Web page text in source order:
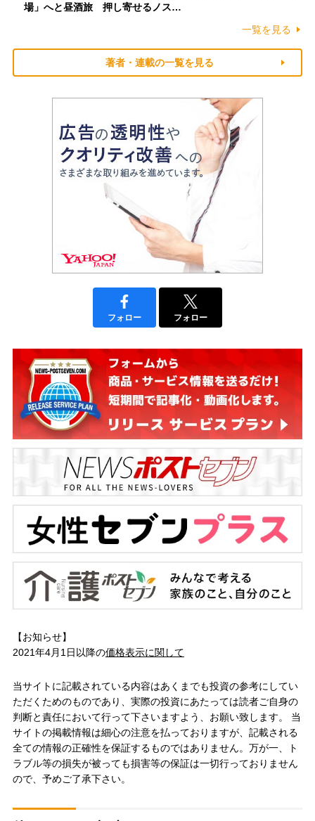
場」へと昼酒旅 押し寄せるノス…
一覧を見る
著者・連載の一覧を見る
フォロー フォロー
【お知らせ】
2021年4月1日以降の価格表示に関して
当サイトに記載されている内容はあくまでも投資の参考にしてい
ただくためのものであり、実際の投資にあたっては読者ご自身の
判断と責任において行って下さいますよう、お願い致します。 当
サイトの掲載情報は細心の注意を払っておりますが、記載される
全ての情報の正確性を保証するものではありません。万が一、ト
ラブル等の損失が被っても損害等の保証は一切行っておりません
ので、予めご了承下さい。